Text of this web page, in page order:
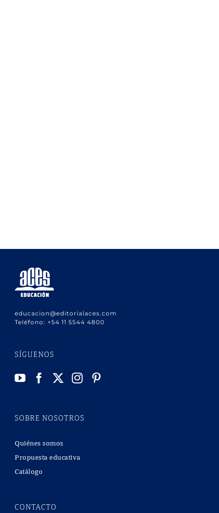
educacion@editorialaces.com
Teléfono: +54 11 5544 4800
SÍGUENOS
SOBRE NOSOTROS
Quiénes somos
Propuesta educativa
Catálogo
CONTACTO